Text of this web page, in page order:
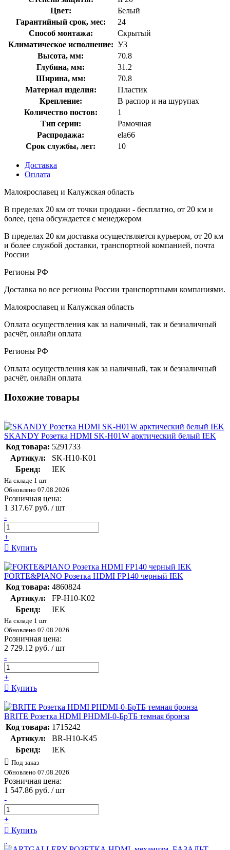
Цвет:
Белый
Гарантийный срок, мес:
24
Способ монтажа:
Скрытый
Климатическое исполнение: У3
Высота, мм:
70.8
Глубина, мм:
31.2
Ширина, мм:
70.8
Материал изделия:
Пластик
Крепление:
В распор и на шурупах
Количество постов:
1
Тип серии:
Рамочная
Распродажа:
ela66
Срок службы, лет:
10
Доставка
Оплата
Малоярославец и Калужская область
В пределах 20 км от точки продажи - бесплатно, от 20 км и
более, цена обсуждается с менеджером
В пределах 20 км доставка осуществляется курьером, от 20 км
и более службой доставки, транспортной компанией, почта
России
Регионы РФ
Доставка во все регионы России транспортными компаниями.
Малоярославец и Калужская область
Оплата осуществления как за наличный, так и безналичный
расчёт, онлайн оплата
Регионы РФ
Оплата осуществления как за наличный, так и безналичный
расчёт, онлайн оплата
Похожие товары
SKANDY Розетка HDMI SK-H01W арктический белый IEK
Код товара: 5291733
Артикул:
SK-H10-K01
Бренд:
IEK
На складе 1 шт
Обновлено 07.08.2026
Розничная цена:
1 317.67 руб. / шт
-
+
Купить
FORTE&PIANO Розетка HDMI FP140 черный IEK
Код товара: 4860824
Артикул:
FP-H10-K02
Бренд:
IEK
На складе 1 шт
Обновлено 07.08.2026
Розничная цена:
2 729.12 руб. / шт
-
+
Купить
BRITE Розетка HDMI РHDMI-0-БрТБ темная бронза
Код товара: 1715242
Артикул:
BR-H10-K45
Бренд:
IEK
Под заказ
Обновлено 07.08.2026
Розничная цена:
1 547.86 руб. / шт
-
+
Купить